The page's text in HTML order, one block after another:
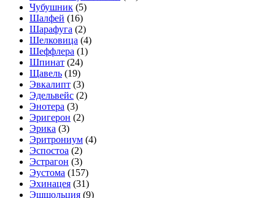
Чубушник (5)
Шалфей (16)
Шарафуга (2)
Шелковица (4)
Шеффлера (1)
Шпинат (24)
Щавель (19)
Эвкалипт (3)
Эдельвейс (2)
Энотера (3)
Эригерон (2)
Эрика (3)
Эритрониум (4)
Эспостоа (2)
Эстрагон (3)
Эустома (157)
Эхинацея (31)
Эшшольция (9)